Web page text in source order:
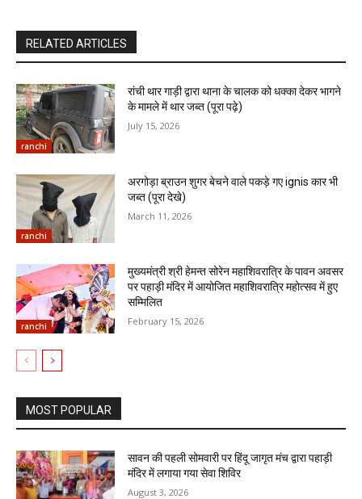
RELATED ARTICLES
ranchi
रांची थार गाड़ी द्वारा थाना के चालक को धक्का देकर भागने
के मामले में थार जब्त (पूरा पढ़े)
July 15, 2026
ranchi
अरगोड़ा ब्राउन शुगर बेचने वाले पकड़े गए ignis कार भी
जब्त (पूरा देखे)
March 11, 2026
ranchi
मुख्यमंत्री श्री हेमन्त सोरेन महाशिवरात्रि के पावन अवसर
पर पहाड़ी मंदिर में आयोजित महाशिवरात्रि महोत्सव में हुए
सम्मिलित
February 15, 2026
MOST POPULAR
सावन की पहली सोमवारी पर हिंदू जागृत मंच द्वारा पहाड़ी
मंदिर में लगाया गया सेवा शिविर
August 3, 2026